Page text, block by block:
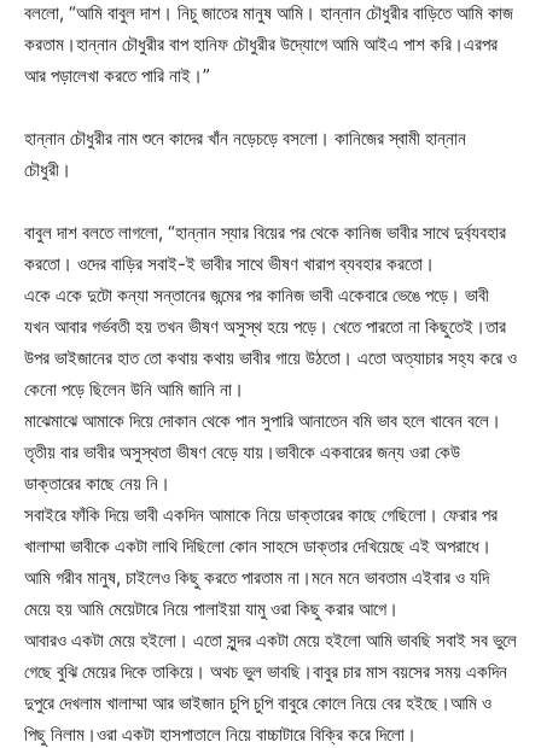
বললো, “আমি বাবুল দাশ। নিচু জাতের মানুষ আমি। হান্নান চৌধুরীর বাড়িতে আমি কাজ
করতাম।হান্নান চৌধুরীর বাপ হানিফ চৌধুরীর উদ্যোগে আমি আইএ পাশ করি।এরপর
আর পড়ালেখা করতে পারি নাই।”
হান্নান চৌধুরীর নাম শুনে কাদের খাঁন নড়েচড়ে বসলো। কানিজের স্বামী হান্নান
চৌধুরী।
বাবুল দাশ বলতে লাগলো, “হান্নান স্যার বিয়ের পর থেকে কানিজ ভাবীর সাথে দুর্ব্যবহার
করতো। ওদের বাড়ির সবাই-ই ভাবীর সাথে ভীষণ খারাপ ব্যবহার করতো।
একে একে দুটো কন্যা সন্তানের জন্মের পর কানিজ ভাবী একেবারে ভেঙে পড়ে। ভাবী
যখন আবার গর্ভবতী হয় তখন ভীষণ অসুস্থ হয়ে পড়ে। খেতে পারতো না কিছুতেই।তার
উপর ভাইজানের হাত তো কথায় কথায় ভাবীর গায়ে উঠতো। এতো অত্যাচার সহ্য করে ও
কেনো পড়ে ছিলেন উনি আমি জানি না।
মাঝেমাঝে আমাকে দিয়ে দোকান থেকে পান সুপারি আনাতেন বমি ভাব হলে খাবেন বলে।
তৃতীয় বার ভাবীর অসুস্থতা ভীষণ বেড়ে যায়।ভাবীকে একবারের জন্য ওরা কেউ
ডাক্তারের কাছে নেয় নি।
সবাইরে ফাঁকি দিয়ে ভাবী একদিন আমাকে নিয়ে ডাক্তারের কাছে গেছিলো। ফেরার পর
খালাম্মা ভাবীকে একটা লাথি দিছিলো কোন সাহসে ডাক্তার দেখিয়েছে এই অপরাধে।
আমি গরীব মানুষ, চাইলেও কিছু করতে পারতাম না।মনে মনে ভাবতাম এইবার ও যদি
মেয়ে হয় আমি মেয়েটারে নিয়ে পালাইয়া যামু ওরা কিছু করার আগে।
আবারও একটা মেয়ে হইলো। এতো সুন্দর একটা মেয়ে হইলো আমি ভাবছি সবাই সব ভুলে
গেছে বুঝি মেয়ের দিকে তাকিয়ে। অথচ ভুল ভাবছি।বাবুর চার মাস বয়সের সময় একদিন
দুপুরে দেখলাম খালাম্মা আর ভাইজান চুপি চুপি বাবুরে কোলে নিয়ে বের হইছে।আমি ও
পিছু নিলাম।ওরা একটা হাসপাতালে নিয়ে বাচ্চাটারে বিক্রি করে দিলো।